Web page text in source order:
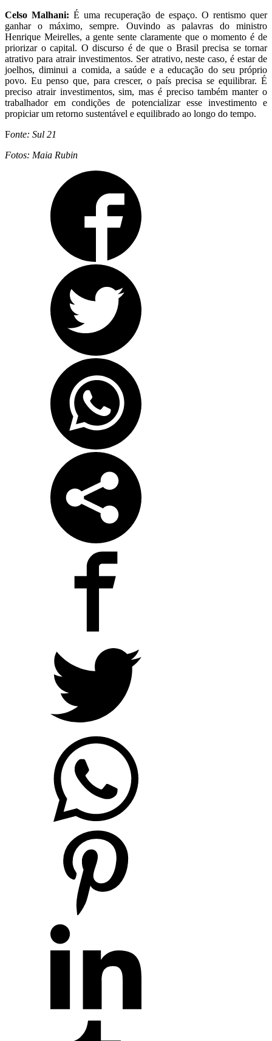
Celso Malhani:É uma recuperação de espaço. O rentismo quer
ganhar o máximo, sempre. Ouvindo as palavras do ministro
Henrique Meirelles, a gente sente claramente que o momento é de
priorizar o capital. O discurso é de que o Brasil precisa se tornar
atrativo para atrair investimentos. Ser atrativo, neste caso, é estar de
joelhos, diminui a comida, a saúde e a educação do seu próprio
povo. Eu penso que, para crescer, o país precisa se equilibrar. É
preciso atrair investimentos, sim, mas é preciso também manter o
trabalhador em condições de potencializar esse investimento e
propiciar um retorno sustentável e equilibrado ao longo do tempo.
Fonte: Sul 21
Fotos: Maia Rubin